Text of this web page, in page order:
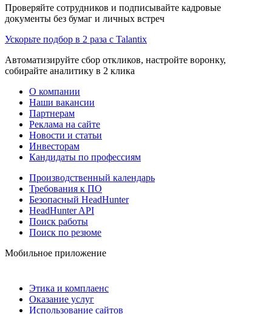
Проверяйте сотрудников и подписывайте кадровые
документы без бумаг и личных встреч
Ускорьте подбор в 2 раза с Talantix
Автоматизируйте сбор откликов, настройте воронку,
собирайте аналитику в 2 клика
О компании
Наши вакансии
Партнерам
Реклама на сайте
Новости и статьи
Инвесторам
Кандидаты по профессиям
Производственный календарь
Требования к ПО
Безопасный HeadHunter
HeadHunter API
Поиск работы
Поиск по резюме
Мобильное приложение
Этика и комплаенс
Оказание услуг
Использование сайтов